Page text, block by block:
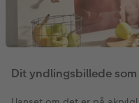
Dit yndlingsbillede